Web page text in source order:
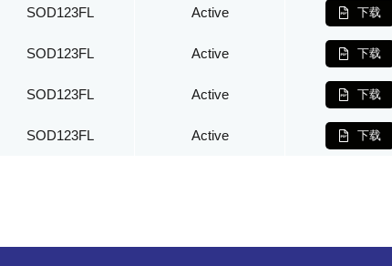
SOD123FL Active 下载
SOD123FL Active 下载
SOD123FL Active 下载
SOD123FL Active 下载